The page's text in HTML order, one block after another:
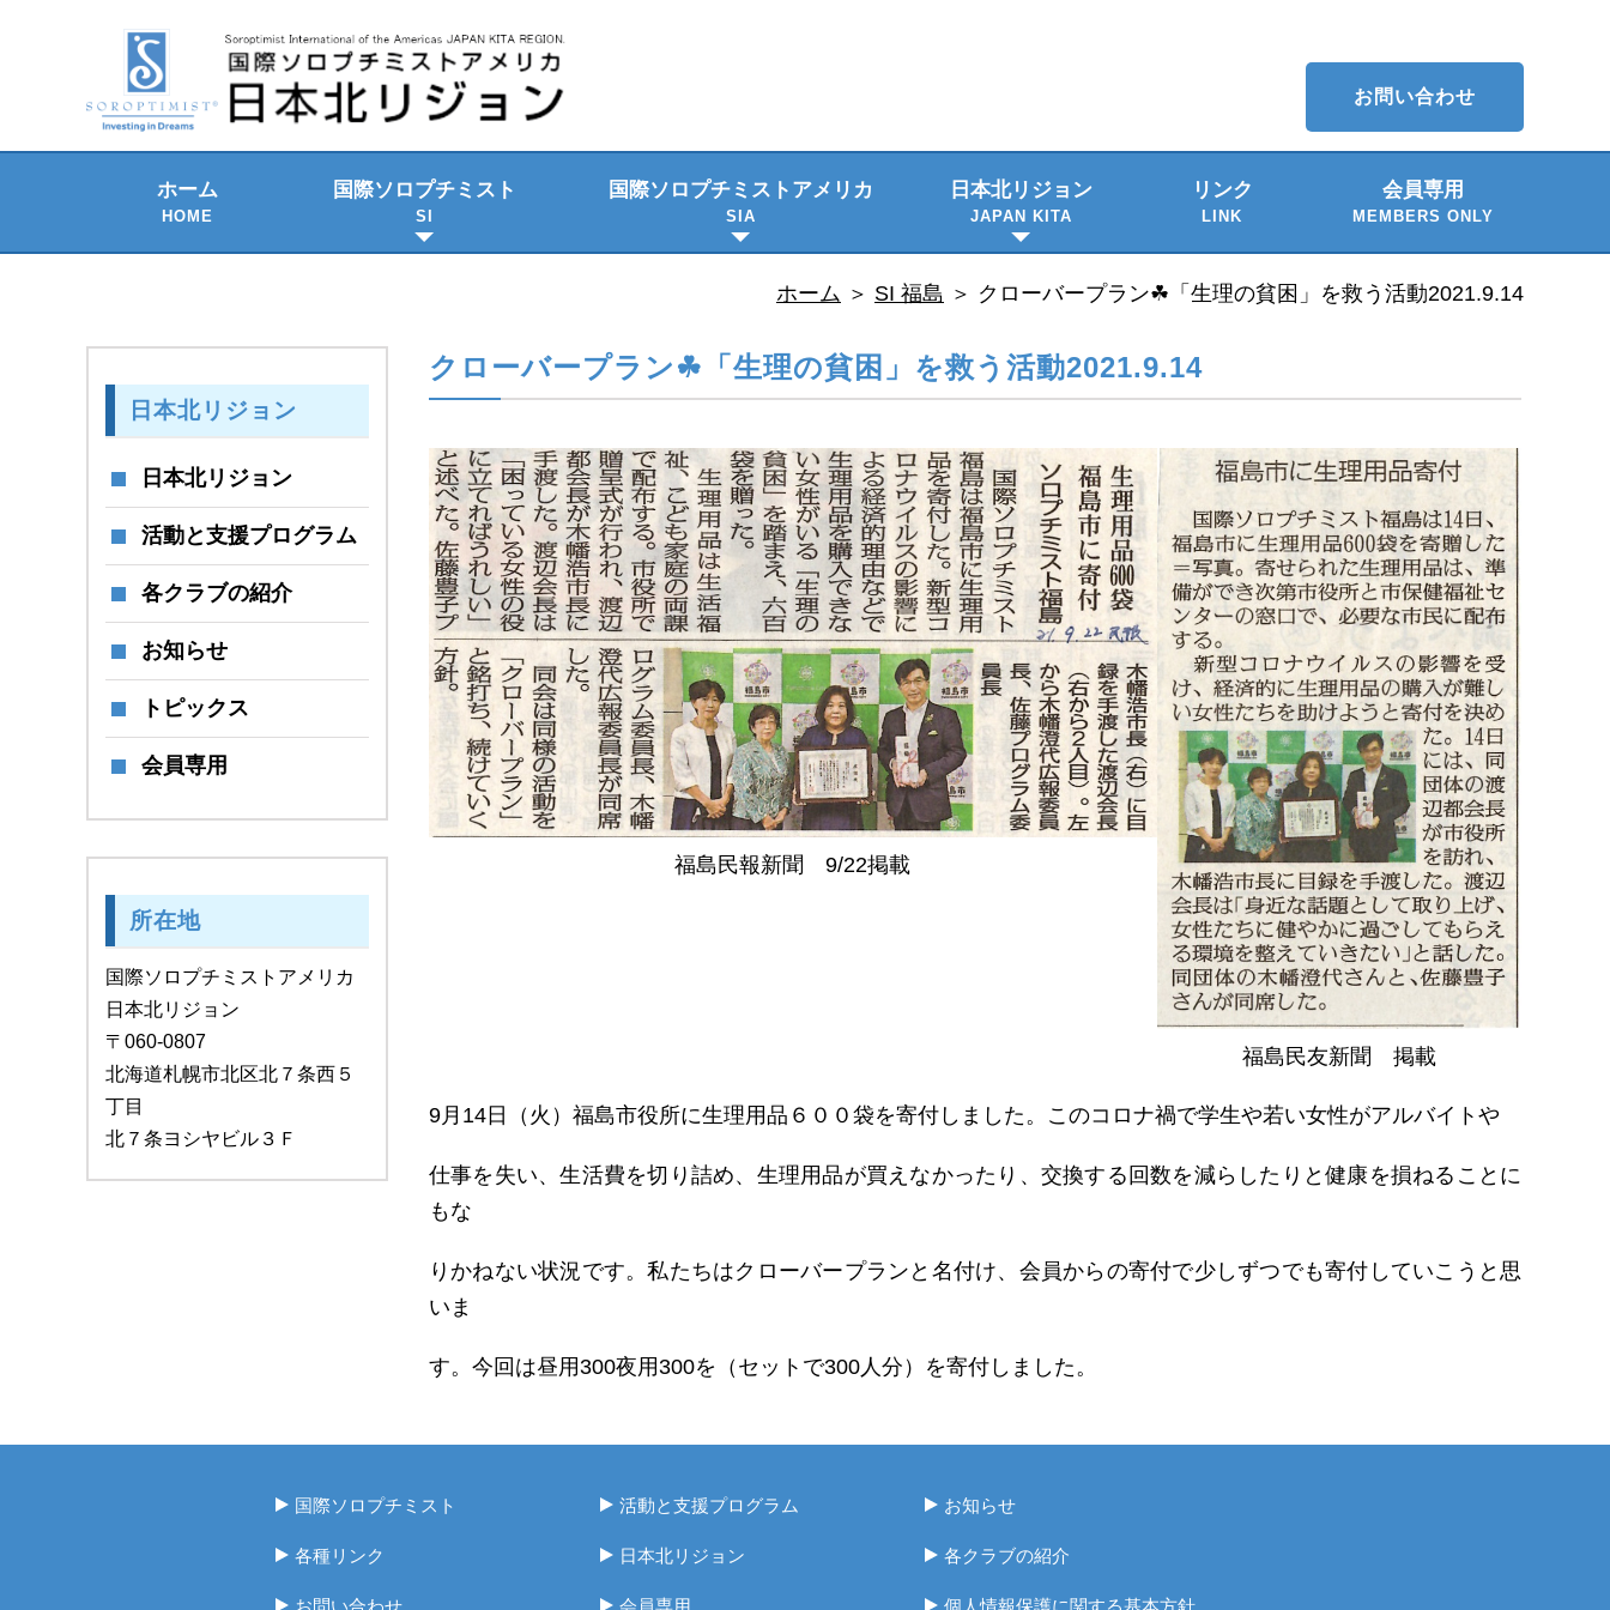
お問い合わせ
ホーム
HOME
国際ソロプチミスト
SI
国際ソロプチミスト アメリカ
SIA
ビジョン・使命
プロジェクト
日本語資料
隔年大会
日本北リジョン
JAPAN KITA
理事会のご紹介
委員会メンバー
リンク
LINK
会員専用
MEMBERS ONLY
ホーム ＞ SI 福島 ＞ クローバープラン☘「生理の貧困」を救う活動2021.9.14
クローバープラン☘「生理の貧困」を救う活動2021.9.14
福島民報新聞 9/22掲載
福島民友新聞 掲載
9月14日（火）福島市役所に生理用品６００袋を寄付しました。このコロナ禍で学生や若い女性がアルバイトや
仕事を失い、生活費を切り詰め、生理用品が買えなかったり、交換する回数を減らしたりと健康を損ねることに
もな
りかねない状況です。私たちはクローバープランと名付け、会員からの寄付で少しずつでも寄付していこうと思
いま
す。今回は昼用300夜用300を（セットで300人分）を寄付しました。
日本北リジョン
日本北リジョン
活動と支援プログラム
各クラブの紹介
お知らせ
トピックス
会員専用
所在地
国際ソロプチミストアメリカ
日本北リジョン
〒060-0807
北海道札幌市北区北７条西５
丁目
北７条ヨシヤビル３Ｆ
国際ソロプチミスト 活動と支援プログラム お知らせ
各種リンク 日本北リジョン 各クラブの紹介